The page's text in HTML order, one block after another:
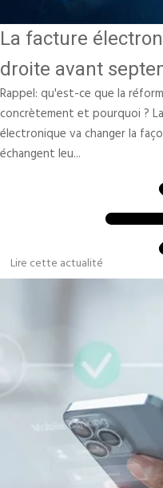
La facture
droite avant
Rappel: qu'est-ce que la
concrètement et pourquoi ?
électronique va changer la
échangent leu...
Lire cette actualité